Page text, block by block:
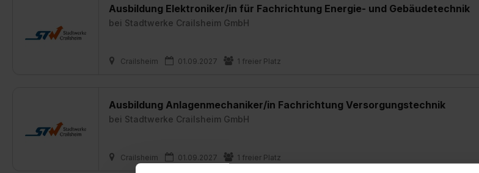
Ausbildung Elektroniker/in für Fachrichtung Energie- und Gebäudetechnik
bei Stadtwerke Crailsheim GmbH
Crailsheim 01.09.2027 1 freier Platz
Ausbildung Anlagenmechaniker/in Fachrichtung Versorgungstechnik
bei Stadtwerke Crailsheim GmbH
Crailsheim 01.09.2027 1 freier Platz